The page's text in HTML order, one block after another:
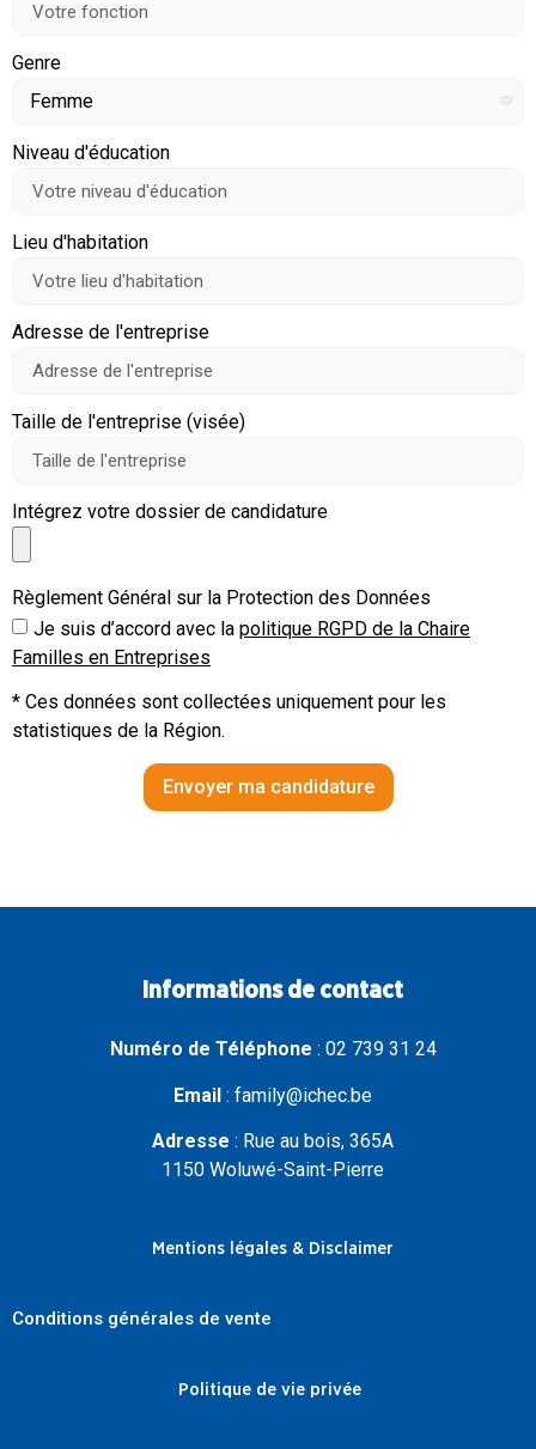
Genre
Niveau d'éducation
Lieu d'habitation
Adresse de l'entreprise
Taille de l'entreprise (visée)
Intégrez votre dossier de candidature
Règlement Général sur la Protection des Données
Je suis d’accord avec la politique RGPD de la Chaire
Familles en Entreprises
* Ces données sont collectées uniquement pour les
statistiques de la Région.
Envoyer ma candidature
Informations de contact
Numéro de Téléphone : 02 739 31 24
Email : family@ichec.be
Adresse : Rue au bois, 365A
1150 Woluwé-Saint-Pierre
Mentions légales & Disclaimer
Conditions générales de vente
Politique de vie privée